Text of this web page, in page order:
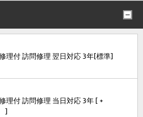
修理付 訪問修理 翌日対応 3年[標準]
修理付 訪問修理 当日対応 3年 [ +
]